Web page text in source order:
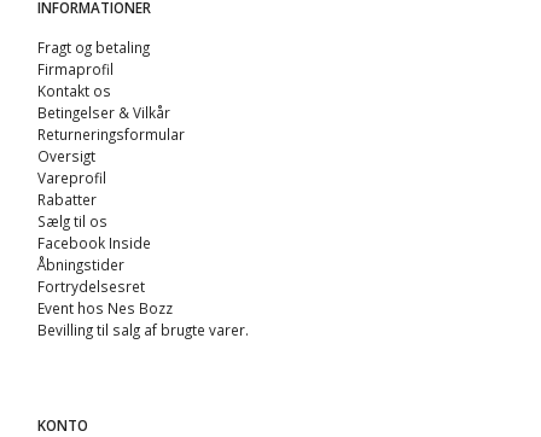
INFORMATIONER
Fragt og betaling
Firmaprofil
Kontakt os
Betingelser & Vilkår
Returneringsformular
Oversigt
Vareprofil
Rabatter
Sælg til os
Facebook Inside
Åbningstider
Fortrydelsesret
Event hos Nes Bozz
Bevilling til salg af brugte varer.
KONTO